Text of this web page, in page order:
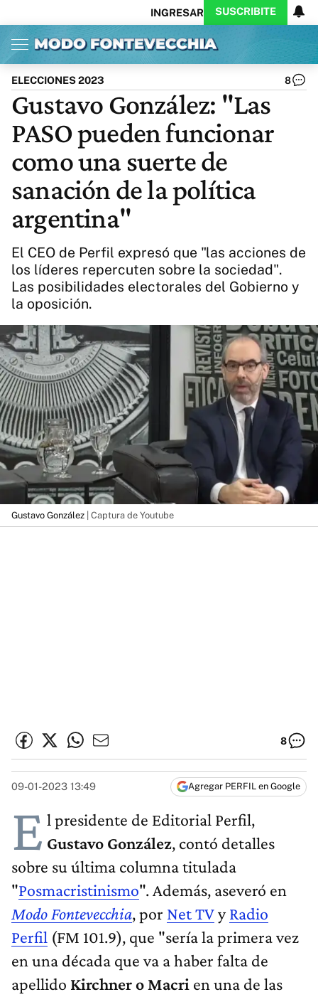
INGRESAR SUSCRIBITE
Inicio Ahora
Opinión
Política
Ciencia
Cultura
Arte
Educación
Internacional
Clima
Deportes
CARAS
Exitoina
Turismo
Videos
Córdoba
Reperfilar
Business
Noticias
Caras
Gaming
Diario del Juicio
Actualidad
ELECCIONES 2023 8
Gustavo González: "Las
PASO pueden funcionar
como una suerte de
sanación de la política
argentina"
El CEO de Perfil expresó que "las acciones de
los líderes repercuten sobre la sociedad".
Las posibilidades electorales del Gobierno y
la oposición.
Gustavo González | Captura de Youtube
8
09-01-2023 13:49 Agregar PERFIL en Google
E l presidente de Editorial Perfil,
Gustavo González, contó detalles
sobre su última columna titulada
"Posmacristinismo". Además, aseveró en
Modo Fontevecchia, por Net TVyRadio
Perfil (FM 101.9), que "sería la primera vez
en una década que va a haber falta de
apellido Kirchner o Macri en una de las